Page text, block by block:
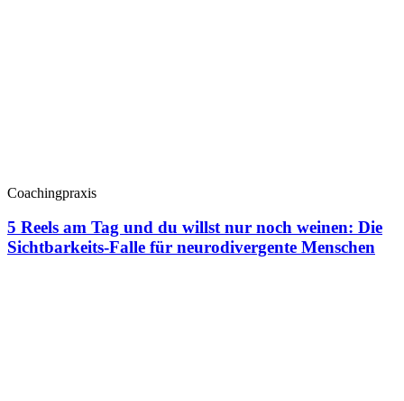
Coachingpraxis
5 Reels am Tag und du willst nur noch weinen: Die
Sichtbarkeits-Falle für neurodivergente Menschen